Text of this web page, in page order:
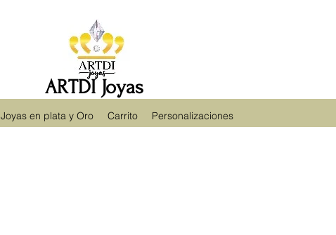
ARTDI Joyas
Joyas en plata y Oro Carrito Personalizaciones